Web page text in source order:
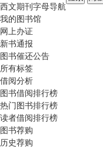
西文期刊字母导航
我的图书馆
网上办证
新书通报
图书催还公告
所有标签
借阅分析
图书借阅排行榜
热门图书排行榜
读者借阅排行榜
图书荐购
历史荐购